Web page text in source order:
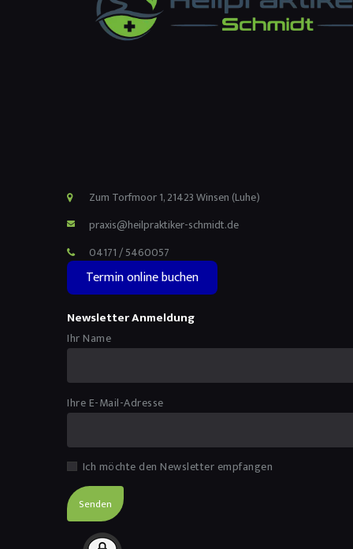
Zum Torfmoor 1, 21423 Winsen (Luhe)
praxis@heilpraktiker-schmidt.de
04171 / 5460057
Termin online buchen
Newsletter Anmeldung
Ihr Name
Ihre E-Mail-Adresse
Ich möchte den Newsletter empfangen